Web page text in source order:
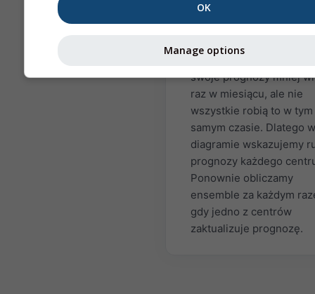
(JMA) oraz Euro-
Mediterranean Center
Agencje/Centra
swoje prognozy mniej
raz w miesiącu, ale nie
wszystkie robią to w tym
samym czasie. Dlatego w
diagramie wskazujemy
prognozy każdego
Ponownie obliczamy
ensemble za każdym
gdy jedno z centrów
zaktualizuje prognozę.
OK
Manage options